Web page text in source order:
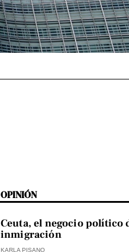
OPINIÓN
Ceuta, el negocio político
inmigración
KARLA PISANO